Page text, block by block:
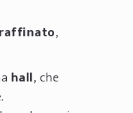
raffinato,
hall, che